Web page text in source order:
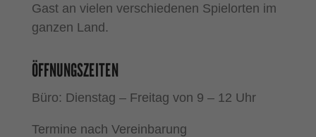
Gast an vielen verschiedenen Spielorten im
ganzen Land.
ÖFFNUNGSZEITEN
Büro: Dienstag – Freitag von 9 – 12 Uhr
Termine nach Vereinbarung